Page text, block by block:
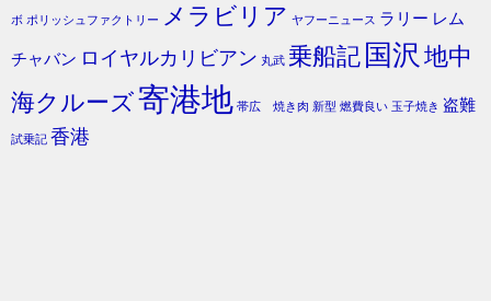
ボ ポリッシュファクトリー メラビリア ヤフーニュース ラリー レム
チャバン ロイヤルカリビアン 丸武 乗船記 国沢 地中
海クルーズ寄港地 帯広 焼き肉 新型 燃費良い 玉子焼き 盗難
試乗記 香港